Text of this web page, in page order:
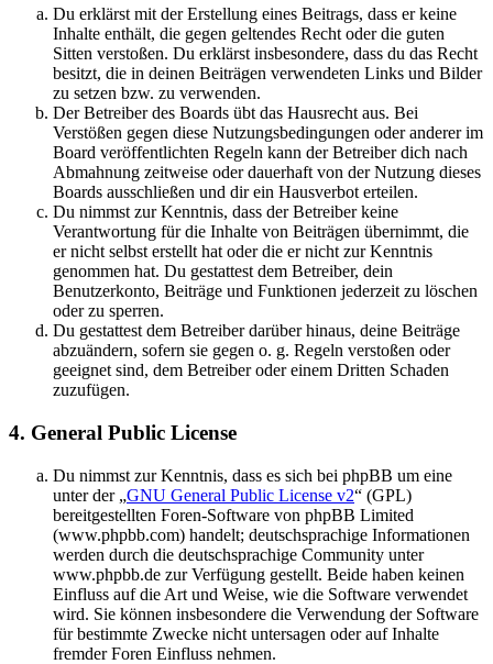
Du erklärst mit der Erstellung eines Beitrags, dass er keine
Inhalte enthält, die gegen geltendes Recht oder die guten
Sitten verstoßen. Du erklärst insbesondere, dass du das Recht
besitzt, die in deinen Beiträgen verwendeten Links und Bilder
zu setzen bzw. zu verwenden.
Der Betreiber des Boards übt das Hausrecht aus. Bei
Verstößen gegen diese Nutzungsbedingungen oder anderer im
Board veröffentlichten Regeln kann der Betreiber dich nach
Abmahnung zeitweise oder dauerhaft von der Nutzung dieses
Boards ausschließen und dir ein Hausverbot erteilen.
Du nimmst zur Kenntnis, dass der Betreiber keine
Verantwortung für die Inhalte von Beiträgen übernimmt, die
er nicht selbst erstellt hat oder die er nicht zur Kenntnis
genommen hat. Du gestattest dem Betreiber, dein
Benutzerkonto, Beiträge und Funktionen jederzeit zu löschen
oder zu sperren.
Du gestattest dem Betreiber darüber hinaus, deine Beiträge
abzuändern, sofern sie gegen o. g. Regeln verstoßen oder
geeignet sind, dem Betreiber oder einem Dritten Schaden
zuzufügen.
4. General Public License
Du nimmst zur Kenntnis, dass es sich bei phpBB um eine
unter der „GNU General Public License v2“ (GPL)
bereitgestellten Foren-Software von phpBB Limited
(www.phpbb.com) handelt; deutschsprachige Informationen
werden durch die deutschsprachige Community unter
www.phpbb.de zur Verfügung gestellt. Beide haben keinen
Einfluss auf die Art und Weise, wie die Software verwendet
wird. Sie können insbesondere die Verwendung der Software
für bestimmte Zwecke nicht untersagen oder auf Inhalte
fremder Foren Einfluss nehmen.